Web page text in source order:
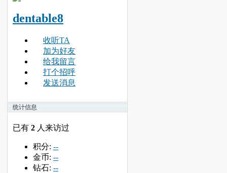
dentable8
收听TA
加为好友
给我留言
打个招呼
发送消息
统计信息
已有 2 人来访过
积分: --
金币: --
钻石: --